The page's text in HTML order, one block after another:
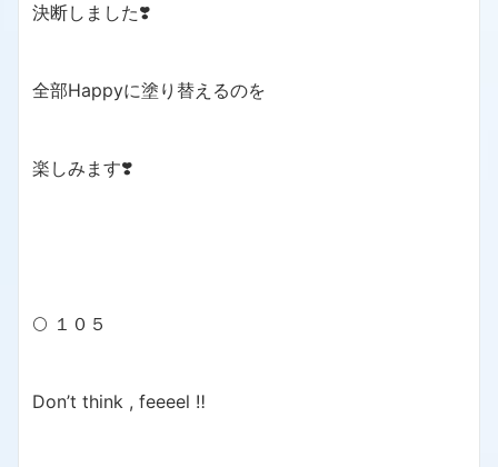
決断しました❣️
全部Happyに塗り替えるのを
楽しみます❣️
🌕 １０５
Don’t think , feeeel ‼️